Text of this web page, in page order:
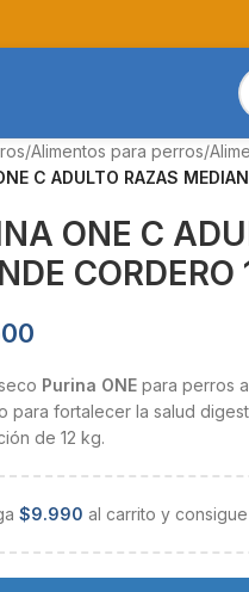
/Alimentos para perros/
C ADULTO RAZAS
ONE C
CORDERO
Purina ONE para perros
para fortalecer la salud
de 12 kg.
$9.990 al carrito y consigue